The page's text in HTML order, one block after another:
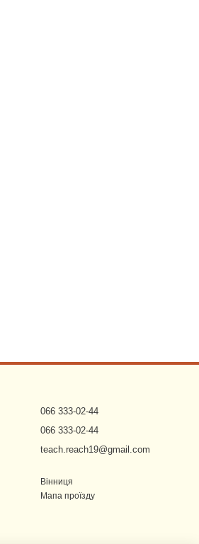
066 333-02-44
066 333-02-44
teach.reach19@gmail.com
Вінниця
Мапа проїзду